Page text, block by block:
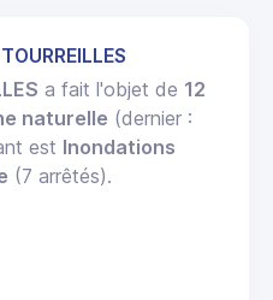
a fait l'objet de 12
naturelle (dernier :
est Inondations
(7 arrêtés).